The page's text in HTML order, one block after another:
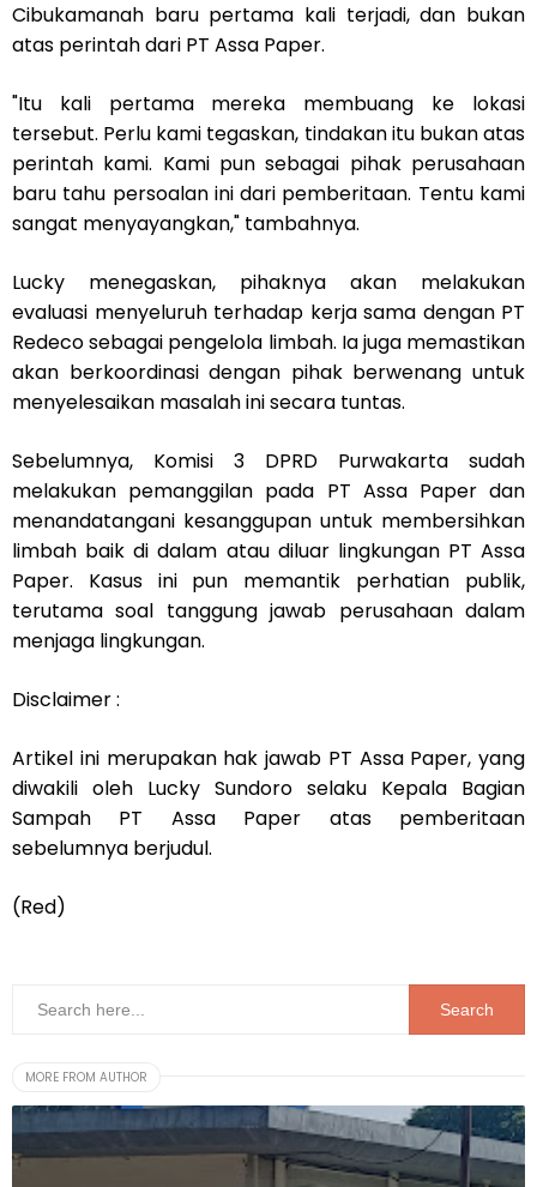
Cibukamanah baru pertama kali terjadi, dan bukan
atas perintah dari PT Assa Paper.
"Itu kali pertama mereka membuang ke lokasi
tersebut. Perlu kami tegaskan, tindakan itu bukan atas
perintah kami. Kami pun sebagai pihak perusahaan
baru tahu persoalan ini dari pemberitaan. Tentu kami
sangat menyayangkan," tambahnya.
Lucky menegaskan, pihaknya akan melakukan
evaluasi menyeluruh terhadap kerja sama dengan PT
Redeco sebagai pengelola limbah. Ia juga memastikan
akan berkoordinasi dengan pihak berwenang untuk
menyelesaikan masalah ini secara tuntas.
Sebelumnya, Komisi 3 DPRD Purwakarta sudah
melakukan pemanggilan pada PT Assa Paper dan
menandatangani kesanggupan untuk membersihkan
limbah baik di dalam atau diluar lingkungan PT Assa
Paper. Kasus ini pun memantik perhatian publik,
terutama soal tanggung jawab perusahaan dalam
menjaga lingkungan.
Disclaimer :
Artikel ini merupakan hak jawab PT Assa Paper, yang
diwakili oleh Lucky Sundoro selaku Kepala Bagian
Sampah PT Assa Paper atas pemberitaan
sebelumnya berjudul.
(Red)
MORE FROM AUTHOR